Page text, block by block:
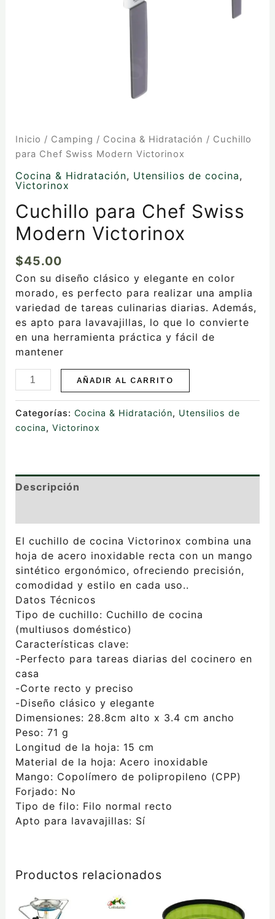
Inicio / Camping / Cocina & Hidratación / Cuchillo
para Chef Swiss Modern Victorinox
Cocina & Hidratación, Utensilios de cocina,
Victorinox
Cuchillo para Chef Swiss
Modern Victorinox
$45.00
Con su diseño clásico y elegante en color
morado, es perfecto para realizar una amplia
variedad de tareas culinarias diarias. Además,
es apto para lavavajillas, lo que lo convierte
en una herramienta práctica y fácil de
mantener
AÑADIR AL CARRITO
Categorías: Cocina & Hidratación, Utensilios de
cocina, Victorinox
Descripción
El cuchillo de cocina Victorinox combina una
hoja de acero inoxidable recta con un mango
sintético ergonómico, ofreciendo precisión,
comodidad y estilo en cada uso..
Datos Técnicos
Tipo de cuchillo: Cuchillo de cocina
(multiusos doméstico)
Características clave:
-Perfecto para tareas diarias del cocinero en
casa
-Corte recto y preciso
-Diseño clásico y elegante
Dimensiones: 28.8cm alto x 3.4 cm ancho
Peso: 71 g
Longitud de la hoja: 15 cm
Material de la hoja: Acero inoxidable
Mango: Copolímero de polipropileno (CPP)
Forjado: No
Tipo de filo: Filo normal recto
Apto para lavavajillas: Sí
Productos relacionados
producto